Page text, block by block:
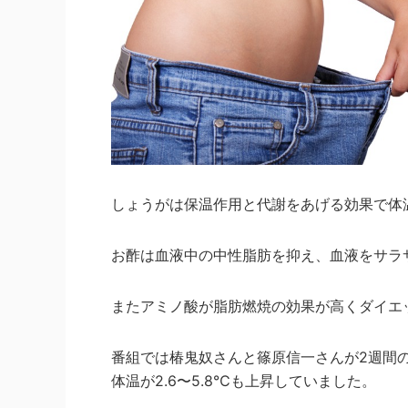
しょうがは保温作用と代謝をあげる効果で
お酢は血液中の中性脂肪を抑え、血液をサ
またアミノ酸が脂肪燃焼の効果が高くダイ
番組では椿鬼奴さんと篠原信一さんが2週
体温が2.6〜5.8℃も上昇していました。